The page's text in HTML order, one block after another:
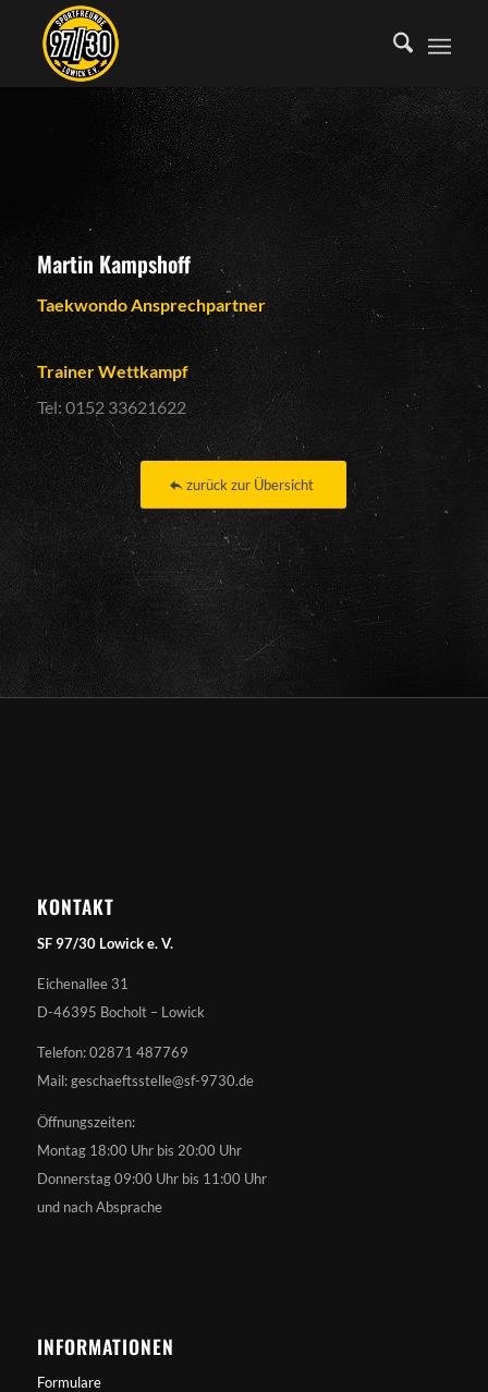
Martin Kampshoff
Taekwondo Ansprechpartner
Trainer Wettkampf
Tel: 0152 33621622
zurück zur Übersicht
KONTAKT
SF 97/30 Lowick e. V.
Eichenallee 31
D-46395 Bocholt – Lowick
Telefon: 02871 487769
Mail: geschaeftsstelle@sf-9730.de
Öffnungszeiten:
Montag 18:00 Uhr bis 20:00 Uhr
Donnerstag 09:00 Uhr bis 11:00 Uhr
und nach Absprache
INFORMATIONEN
Formulare